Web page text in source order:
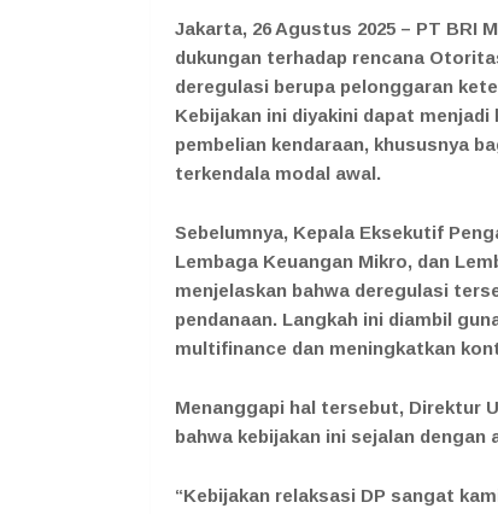
Jakarta, 26 Agustus 2025 – PT BRI
dukungan terhadap rencana
deregulasi berupa pelonggaran
Kebijakan ini diyakini dapat
pembelian kendaraan, khususnya
terkendala modal awal.
Sebelumnya, Kepala Eksekutif
Lembaga Keuangan Mikro, dan
menjelaskan bahwa deregulasi
pendanaan. Langkah ini diambil
multifinance dan meningkatkan
Menanggapi hal tersebut, Direktur
bahwa kebijakan ini sejalan
“Kebijakan relaksasi DP sangat